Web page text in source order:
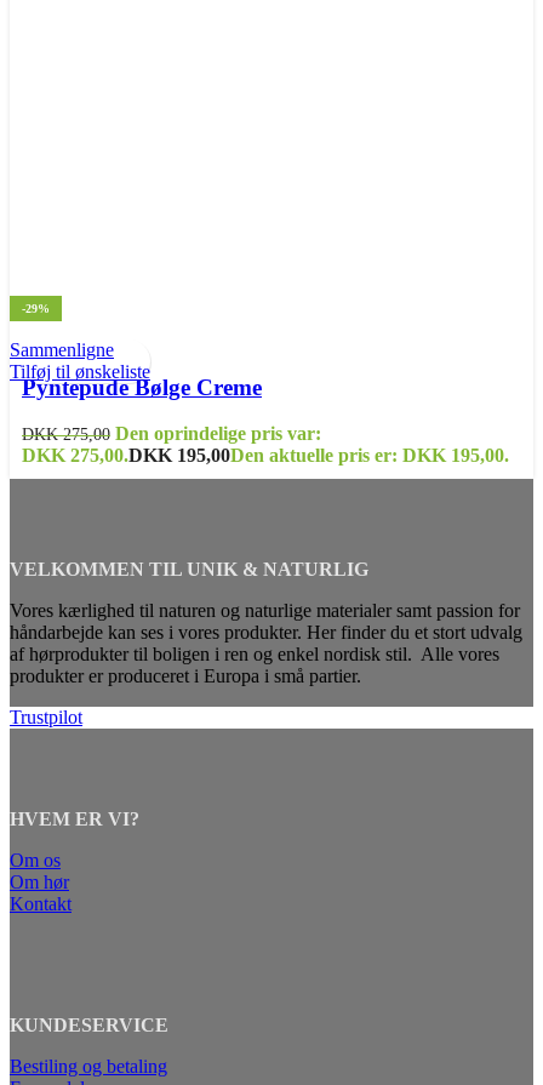
-29%
Sammenligne
Tilføj til ønskeliste
Pyntepude Bølge Creme
DKK275,00 Den oprindelige pris var:
DKK 275,00.DKK195,00Den aktuelle pris er: DKK 195,00.
VELKOMMEN TIL UNIK & NATURLIG
Vores kærlighed til naturen og naturlige materialer samt passion for
håndarbejde kan ses i vores produkter. Her finder du et stort udvalg
af hørprodukter til boligen i ren og enkel nordisk stil. Alle vores
produkter er produceret i Europa i små partier.
Trustpilot
HVEM ER VI?
Om os
Om hør
Kontakt
KUNDESERVICE
Bestiling og betaling